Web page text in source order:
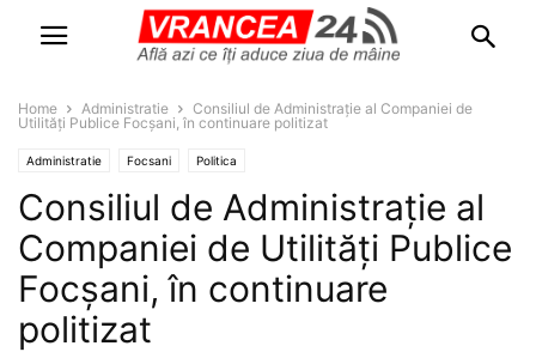
Home Administratie
Consiliul de Administrație al Companiei de
Utilități Publice Focșani, în continuare politizat
Administratie Focsani Politica
Consiliul de Administrație al
Companiei de Utilități Publice
Focșani, în continuare
politizat